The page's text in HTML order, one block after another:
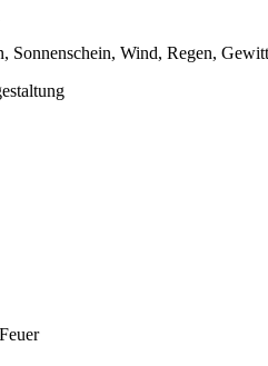
Sonnenschein, Wind, Regen,